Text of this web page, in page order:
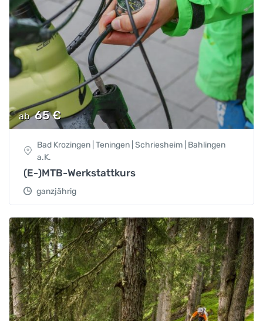
ab 65€
Bad Krozingen | Teningen | Schriesheim | Bahlingen
a.K.
(E-)MTB-Werkstattkurs
ganzjährig